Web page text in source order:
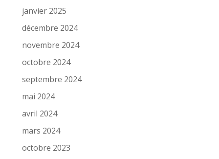
janvier 2025
décembre 2024
novembre 2024
octobre 2024
septembre 2024
mai 2024
avril 2024
mars 2024
octobre 2023